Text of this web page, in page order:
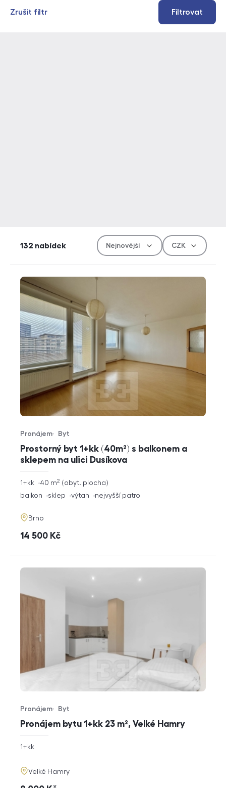
Filtrovat
Zrušit filtr
132 nabídek
Měna
Prostorný byt 1+kk (40m²) s balkonem a
sklepem na ulici Dusíkova
Typ nabídky
Pronájem
Typ nemovitosti
Byt
rozměry
1+kk obyt. plocha
40 m2
funkce
balkon sklep výtah nejvyšší patro
adresa
Brno
cena
14 500 Kč
Pronájem bytu 1+kk 23 m², Velké Hamry
Typ nabídky
Pronájem
Typ nemovitosti
Byt
rozměry
1+kk
adresa
Velké Hamry